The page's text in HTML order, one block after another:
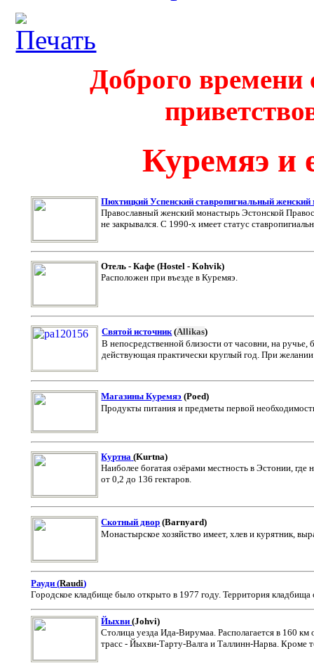
Доброго
Куремяэ и
Пюхтицкий Успенский ставропигиальный
Православный женский монастырь Эстонской
не закрывался. С 1990-х имеет статус
Отель - Кафе (Hostel - Kohvik)
Расположен при въезде в Куремяэ.
Святой источник(Allikas)
В непосредственной близости от часовни, на
действующая практически круглый год. При
Магазины Куремяэ (Poed)
Продукты питания и предметы первой
Куртна (Kurtna)
Наиболее богатая озёрами местность в Эстонии,
от 0,2 до 136 гектаров.
Скотный двор (Barnyard)
Монастырское хозяйство имеет, хлев и курятник,
Рауди (Raudi)
Городское кладбище было открыто в 1977 году. Территория кладбища
Йыхви(Johvi)
Столица уезда Ида-Вирумаа.Располагается в 160
трасc - Йыхви-Тарту-Валга и Таллинн-Нарва. Кроме